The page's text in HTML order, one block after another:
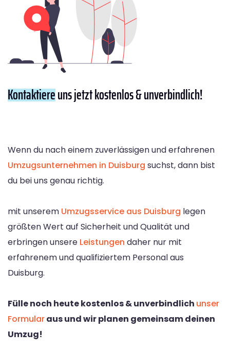
Kontaktiereuns jetzt kostenlos & unverbindlich!
Wenn du nach einem zuverlässigen und erfahrenen
Umzugsunternehmen in Duisburg suchst, dann bist
du bei uns genau richtig.
mit unserem Umzugsservice aus Duisburg legen
größten Wert auf Sicherheit und Qualität und
erbringen unsere Leistungen daher nur mit
erfahrenem und qualifiziertem Personal aus
Duisburg.
Fülle noch heute kostenlos & unverbindlich unser
Formularaus und wir planen gemeinsam deinen
Umzug!